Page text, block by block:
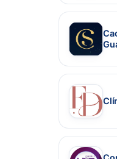
(abre em
(abre em